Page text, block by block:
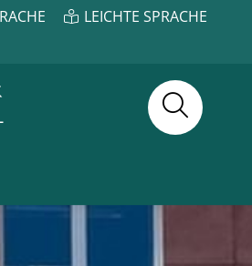
LEICHTE SPRACHE